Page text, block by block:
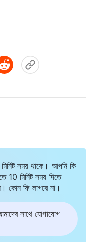
সময় থাকে। আপনি কি
10 মিনিট সময় দিতে
কোন ফি লাগবে না।
সাথে যোগাযোগ